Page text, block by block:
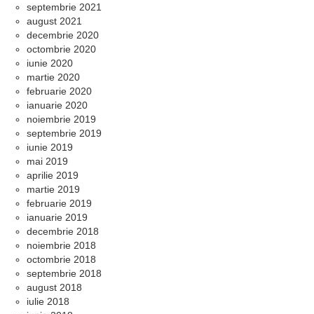
septembrie 2021
august 2021
decembrie 2020
octombrie 2020
iunie 2020
martie 2020
februarie 2020
ianuarie 2020
noiembrie 2019
septembrie 2019
iunie 2019
mai 2019
aprilie 2019
martie 2019
februarie 2019
ianuarie 2019
decembrie 2018
noiembrie 2018
octombrie 2018
septembrie 2018
august 2018
iulie 2018